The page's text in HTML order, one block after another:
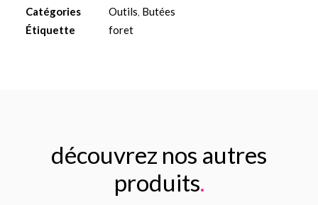
Ø2.0mm
Catégories
Outils, Butées
Étiquette
foret
découvrez nos autres
produits.